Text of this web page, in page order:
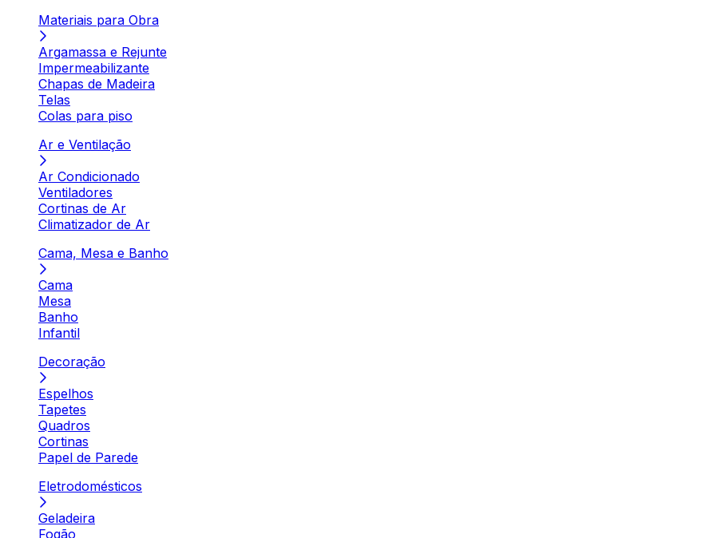
Materiais para Obra
Argamassa e Rejunte
Impermeabilizante
Chapas de Madeira
Telas
Colas para piso
Ar e Ventilação
Ar Condicionado
Ventiladores
Cortinas de Ar
Climatizador de Ar
Cama, Mesa e Banho
Cama
Mesa
Banho
Infantil
Decoração
Espelhos
Tapetes
Quadros
Cortinas
Papel de Parede
Eletrodomésticos
Geladeira
Fogão